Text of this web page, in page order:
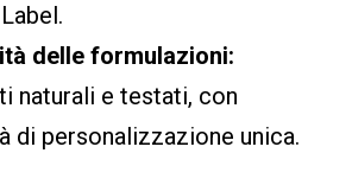
delle formulazioni:
naturali e testati, con
di personalizzazione unica.